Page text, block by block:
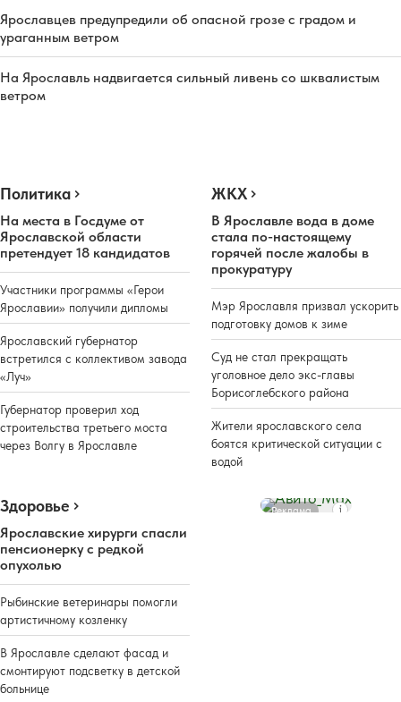
Ярославцев предупредили об опасной грозе с градом и
ураганным ветром
На Ярославль надвигается сильный ливень со шквалистым
ветром
Политика
На места в Госдуме от
Ярославской области
претендует 18 кандидатов
Участники программы «Герои
Ярославии» получили дипломы
Ярославский губернатор
встретился с коллективом завода
«Луч»
Губернатор проверил ход
строительства третьего моста
через Волгу в Ярославле
ЖКХ
В Ярославле вода в доме
стала по-настоящему
горячей после жалобы в
прокуратуру
Мэр Ярославля призвал ускорить
подготовку домов к зиме
Суд не стал прекращать
уголовное дело экс-главы
Борисоглебского района
Жители ярославского села
боятся критической ситуации с
водой
Здоровье
Ярославские хирурги спасли
пенсионерку с редкой
опухолью
Рыбинские ветеринары помогли
артистичному козленку
В Ярославле сделают фасад и
смонтируют подсветку в детской
больнице
Реклама